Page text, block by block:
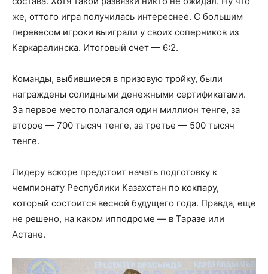
же, оттого игра получилась интереснее. С большим
перевесом игроки выиграли у своих соперников из
Каркаралинска. Итоговый счет — 6:2.
Команды, выбившиеся в призовую тройку, были
награждены солидными денежными сертификатами.
За первое место полагался один миллион тенге, за
второе — 700 тысяч тенге, за третье — 500 тысяч
тенге.
Лидеру вскоре предстоит начать подготовку к
чемпионату Республики Казахстан по кокпару,
который состоится весной будущего года. Правда, еще
не решено, на каком ипподроме — в Таразе или
Астане.